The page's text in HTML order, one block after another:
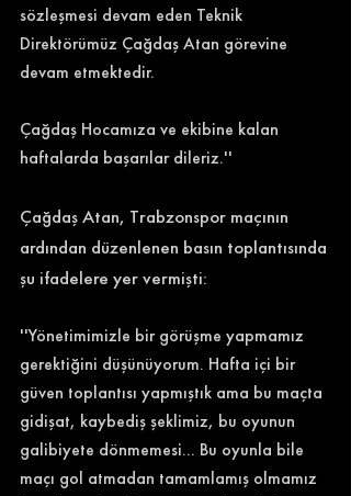
sözleşmesi devam eden Teknik
Direktörümüz Çağdaş Atan görevine
devam etmektedir.
Çağdaş Hocamıza ve ekibine kalan
haftalarda başarılar dileriz.''
Çağdaş Atan, Trabzonspor maçının
ardından düzenlenen basın toplantısında
şu ifadelere yer vermişti:
''Yönetimimizle bir görüşme yapmamız
gerektiğini düşünüyorum. Hafta içi bir
güven toplantısı yapmıştık ama bu maçta
gidişat, kaybediş şeklimiz, bu oyunun
galibiyete dönmemesi... Bu oyunla bile
maçı gol atmadan tamamlamış olmamız